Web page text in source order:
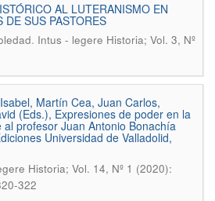
AL LUTERANISMO EN
DE SUS PASTORES
. Intus - legere Historia; Vol. 3, Nº
Martín Cea, Juan Carlos,
(Eds.), Expresiones de poder en la
al profesor Juan Antonio Bonachía
Universidad de Valladolid,
Historia; Vol. 14, Nº 1 (2020):
322